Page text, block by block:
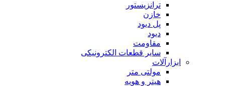
ترانزیستور
خازن
پل دیود
دیود
مقاومت
سایر قطعات الکترونیکی
ابزارآلات
مولتی متر
هیتر و هویه